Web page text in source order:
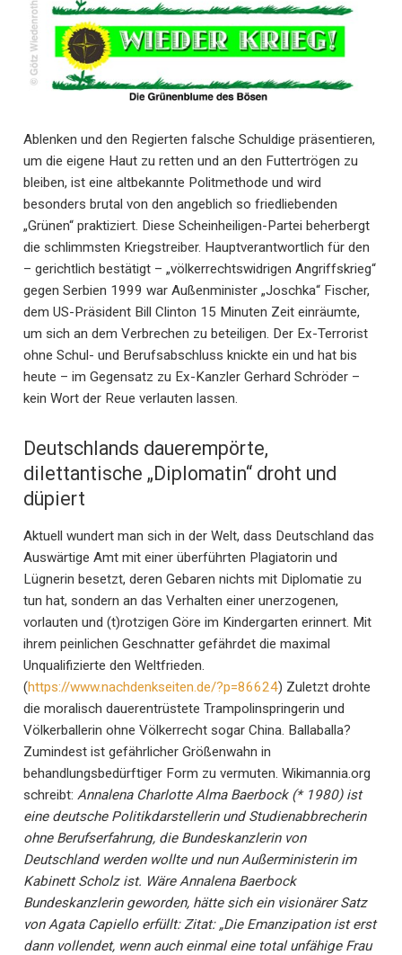
Ablenken und den Regierten falsche Schuldige präsentieren,
um die eigene Haut zu retten und an den Futtertrögen zu
bleiben, ist eine altbekannte Politmethode und wird
besonders brutal von den angeblich so friedliebenden
„Grünen“ praktiziert. Diese Scheinheiligen-Partei beherbergt
die schlimmsten Kriegstreiber. Hauptverantwortlich für den
– gerichtlich bestätigt – „völkerrechtswidrigen Angriffskrieg“
gegen Serbien 1999 war Außenminister „Joschka“ Fischer,
dem US-Präsident Bill Clinton 15 Minuten Zeit einräumte,
um sich an dem Verbrechen zu beteiligen. Der Ex-Terrorist
ohne Schul- und Berufsabschluss knickte ein und hat bis
heute – im Gegensatz zu Ex-Kanzler Gerhard Schröder –
kein Wort der Reue verlauten lassen.
Deutschlands dauerempörte,
dilettantische „Diplomatin“ droht und
düpiert
Aktuell wundert man sich in der Welt, dass Deutschland das
Auswärtige Amt mit einer überführten Plagiatorin und
Lügnerin besetzt, deren Gebaren nichts mit Diplomatie zu
tun hat, sondern an das Verhalten einer unerzogenen,
vorlauten und (t)rotzigen Göre im Kindergarten erinnert. Mit
ihrem peinlichen Geschnatter gefährdet die maximal
Unqualifizierte den Weltfrieden.
(https://www.nachdenkseiten.de/?p=86624) Zuletzt drohte
die moralisch dauerentrüstete Trampolinspringerin und
Völkerballerin ohne Völkerrecht sogar China. Ballaballa?
Zumindest ist gefährlicher Größenwahn in
behandlungsbedürftiger Form zu vermuten. Wikimannia.org
schreibt: Annalena Charlotte Alma Baerbock (* 1980) ist
eine deutsche Politik­darstellerin und Studien­abbrecherin
ohne Berufs­erfahrung, die Bundeskanzlerin von
Deutschland werden wollte und nun Außerministerin im
Kabinett Scholz ist. Wäre Annalena Baerbock
Bundeskanzlerin geworden, hätte sich ein visionärer Satz
von Agata Capiello erfüllt: Zitat: „Die Emanzipation ist erst
dann vollendet, wenn auch einmal eine total unfähige Frau